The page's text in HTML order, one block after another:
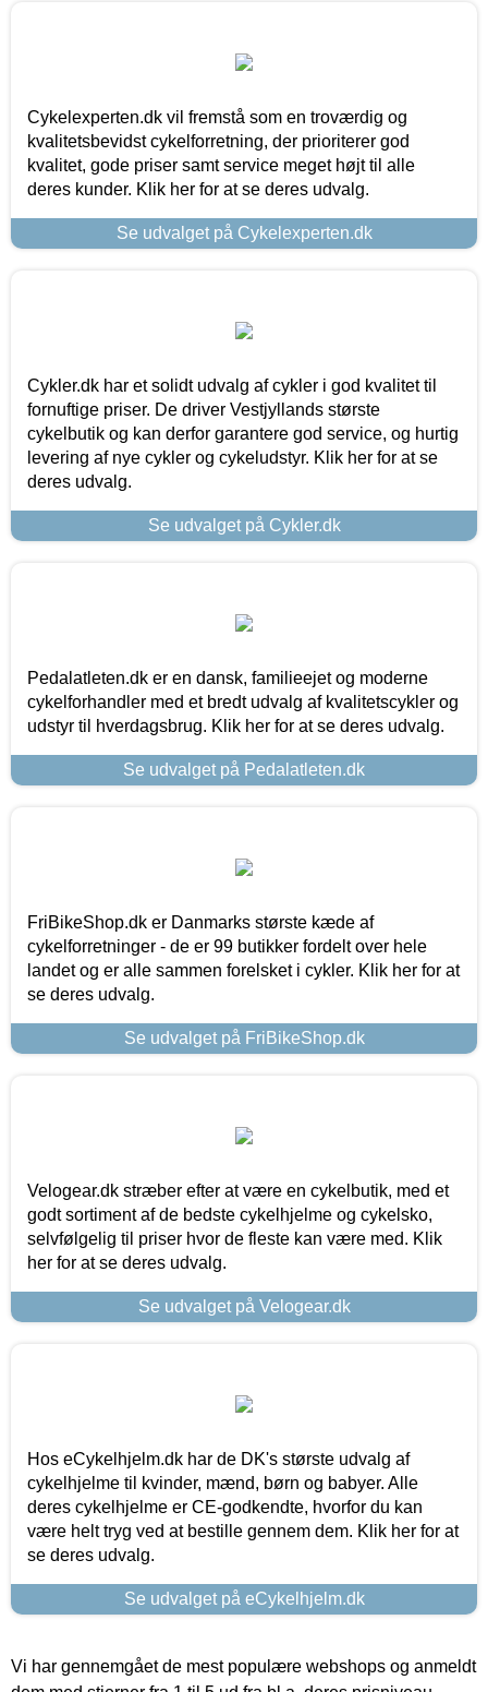
Cykelexperten.dk vil fremstå som en troværdig og
kvalitetsbevidst cykelforretning, der prioriterer god
kvalitet, gode priser samt service meget højt til alle
deres kunder. Klik her for at se deres udvalg.
Se udvalget på Cykelexperten.dk
Cykler.dk har et solidt udvalg af cykler i god kvalitet til
fornuftige priser. De driver Vestjyllands største
cykelbutik og kan derfor garantere god service, og hurtig
levering af nye cykler og cykeludstyr. Klik her for at se
deres udvalg.
Se udvalget på Cykler.dk
Pedalatleten.dk er en dansk, familieejet og moderne
cykelforhandler med et bredt udvalg af kvalitetscykler og
udstyr til hverdagsbrug. Klik her for at se deres udvalg.
Se udvalget på Pedalatleten.dk
FriBikeShop.dk er Danmarks største kæde af
cykelforretninger - de er 99 butikker fordelt over hele
landet og er alle sammen forelsket i cykler. Klik her for at
se deres udvalg.
Se udvalget på FriBikeShop.dk
Velogear.dk stræber efter at være en cykelbutik, med et
godt sortiment af de bedste cykelhjelme og cykelsko,
selvfølgelig til priser hvor de fleste kan være med. Klik
her for at se deres udvalg.
Se udvalget på Velogear.dk
Hos eCykelhjelm.dk har de DK's største udvalg af
cykelhjelme til kvinder, mænd, børn og babyer. Alle
deres cykelhjelme er CE-godkendte, hvorfor du kan
være helt tryg ved at bestille gennem dem. Klik her for at
se deres udvalg.
Se udvalget på eCykelhjelm.dk
Vi har gennemgået de mest populære webshops og anmeldt